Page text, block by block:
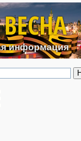
к основному
информация